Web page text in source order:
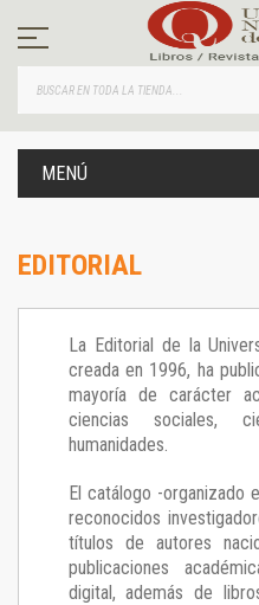
contenido
MENÚ
EDITORIAL
La Editorial de la
creada en 1996, ha
mayoría de carácter
ciencias sociales,
humanidades.
El catálogo -organizado
reconocidos
títulos de autores
publicaciones
digital, además de